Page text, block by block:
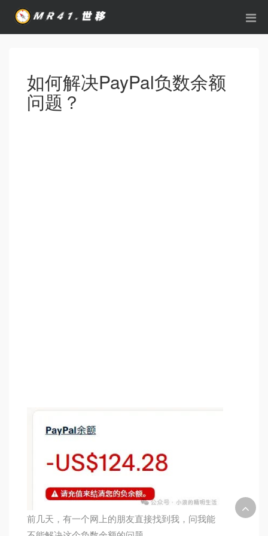
如何解决PayPal负数余额
问题？
前几天，有一个网上的朋友直接找到我，问我能